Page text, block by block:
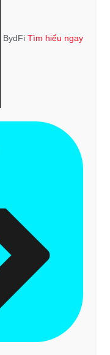
BydFi Tìm hiểu ngay